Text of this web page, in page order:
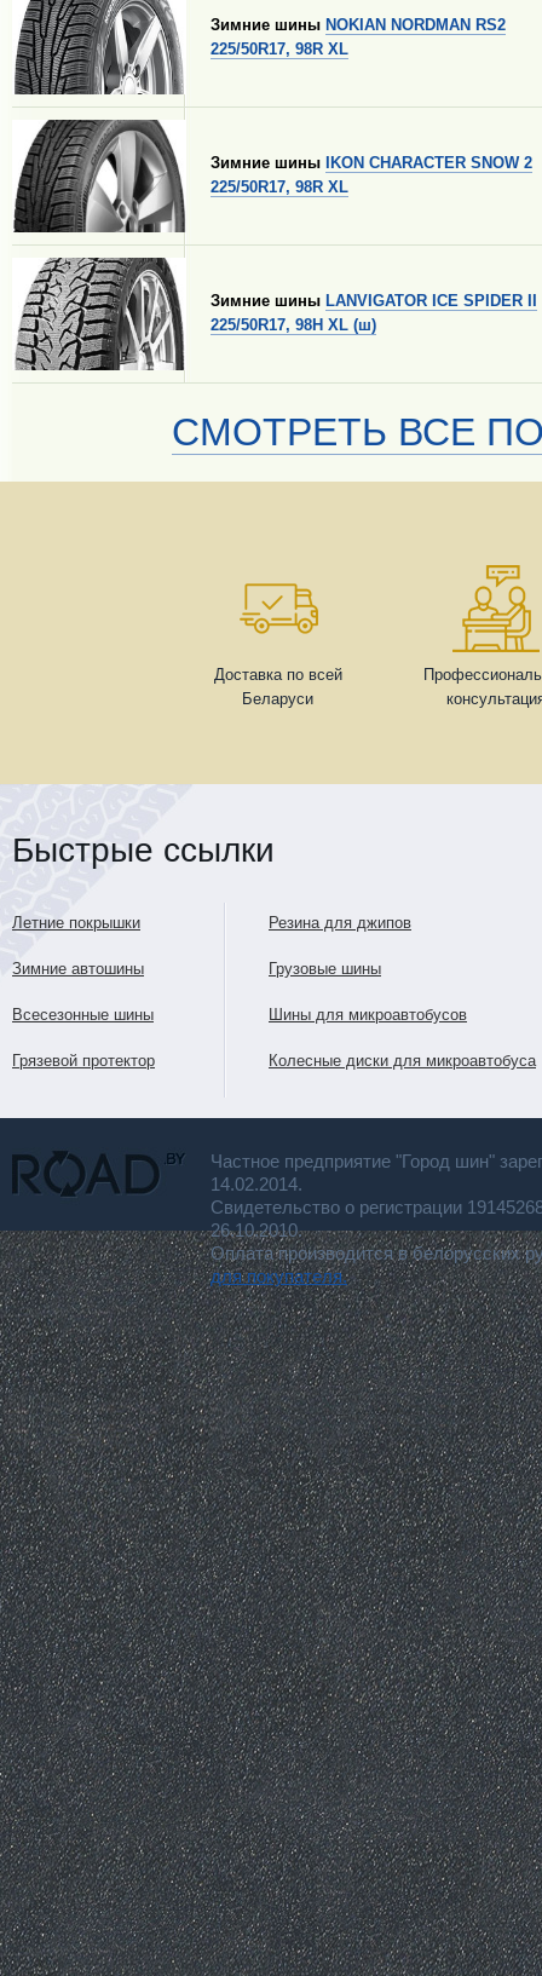
Зимние шины NOKIAN NORDMAN RS2
225/50R17, 98R XL
Зимние шины
IKON CHARACTER SNOW 2
225/50R17, 98R XL
Зимние шины LANVIGATOR ICE SPIDER II
225/50R17, 98H XL (ш)
СМОТРЕТЬ ВСЕ
Доставка по всей
Беларуси
Быстрые ссылки
Летние покрышки
Зимние автошины
Всесезонные шины
Грязевой протектор
Резина для джипов
Грузовые шины
Шины для микроавтобусов
Колесные диски для микроавтобуса
Частное предприятие "Город шин"
14.02.2014.
Свидетельство о регистрации
26.10.2010.
Оплата производится в белорусских
для покупателя.